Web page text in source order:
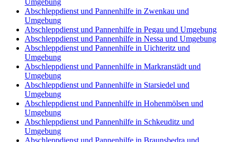
Abschleppdienst und Pannenhilfe in Zwenkau und
Umgebung
Abschleppdienst und Pannenhilfe in Pegau und Umgebung
Abschleppdienst und Pannenhilfe in Nessa und Umgebung
Abschleppdienst und Pannenhilfe in Uichteritz und
Umgebung
Abschleppdienst und Pannenhilfe in Markranstädt und
Umgebung
Abschleppdienst und Pannenhilfe in Starsiedel und
Umgebung
Abschleppdienst und Pannenhilfe in Hohenmölsen und
Umgebung
Abschleppdienst und Pannenhilfe in Schkeuditz und
Umgebung
Abschleppdienst und Pannenhilfe in Braunsbedra und